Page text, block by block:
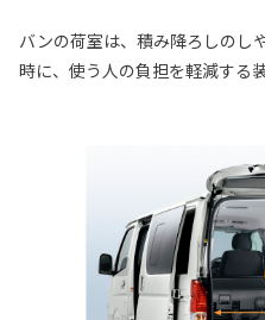
バンの荷室は、積み降ろしのし
時に、使う人の負担を軽減する